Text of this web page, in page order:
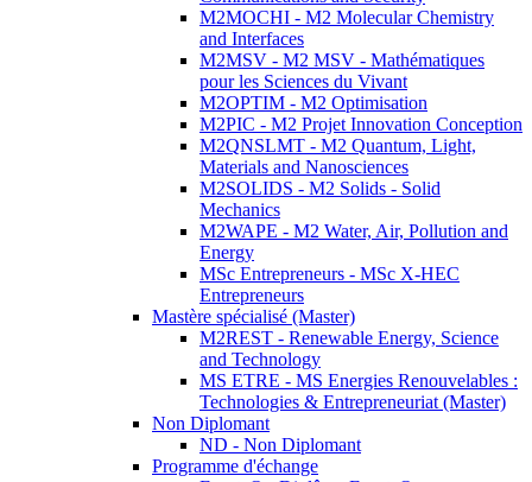
M2MOCHI - M2 Molecular Chemistry
and Interfaces
M2MSV - M2 MSV - Mathématiques
pour les Sciences du Vivant
M2OPTIM - M2 Optimisation
M2PIC - M2 Projet Innovation Conception
M2QNSLMT - M2 Quantum, Light,
Materials and Nanosciences
M2SOLIDS - M2 Solids - Solid
Mechanics
M2WAPE - M2 Water, Air, Pollution and
Energy
MSc Entrepreneurs - MSc X-HEC
Entrepreneurs
Mastère spécialisé (Master)
M2REST - Renewable Energy, Science
and Technology
MS ETRE - MS Energies Renouvelables :
Technologies & Entrepreneuriat (Master)
Non Diplomant
ND - Non Diplomant
Programme d'échange